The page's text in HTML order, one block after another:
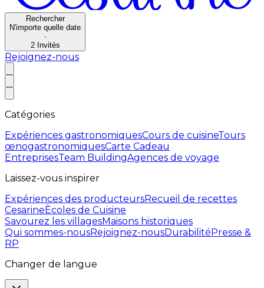
Rechercher
N'importe quelle date
·
2 Invités
Rejoignez-nous
Catégories
Expériences gastronomiquesCours de cuisineTours
œnogastronomiquesCarte Cadeau
EntreprisesTeam BuildingAgences de voyage
Laissez-vous inspirer
Expériences des producteursRecueil de recettes
CesarineÈcoles de Cuisine
Savourez les villagesMaisons historiques
Qui sommes-nousRejoignez-nousDurabilitéPresse &
RP
Changer de langue